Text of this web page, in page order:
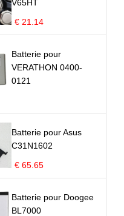
V65HT
€ 21.14
Batterie pour
VERATHON 0400-
0121
Batterie pour Asus
C31N1602
€ 65.65
Batterie pour Doogee
BL7000